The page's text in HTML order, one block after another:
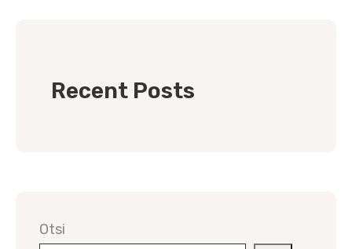
Recent Posts
Otsi